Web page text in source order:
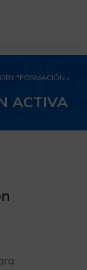
"FORMACIÓN
ACTIVA